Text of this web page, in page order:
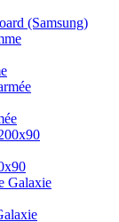
(Samsung)